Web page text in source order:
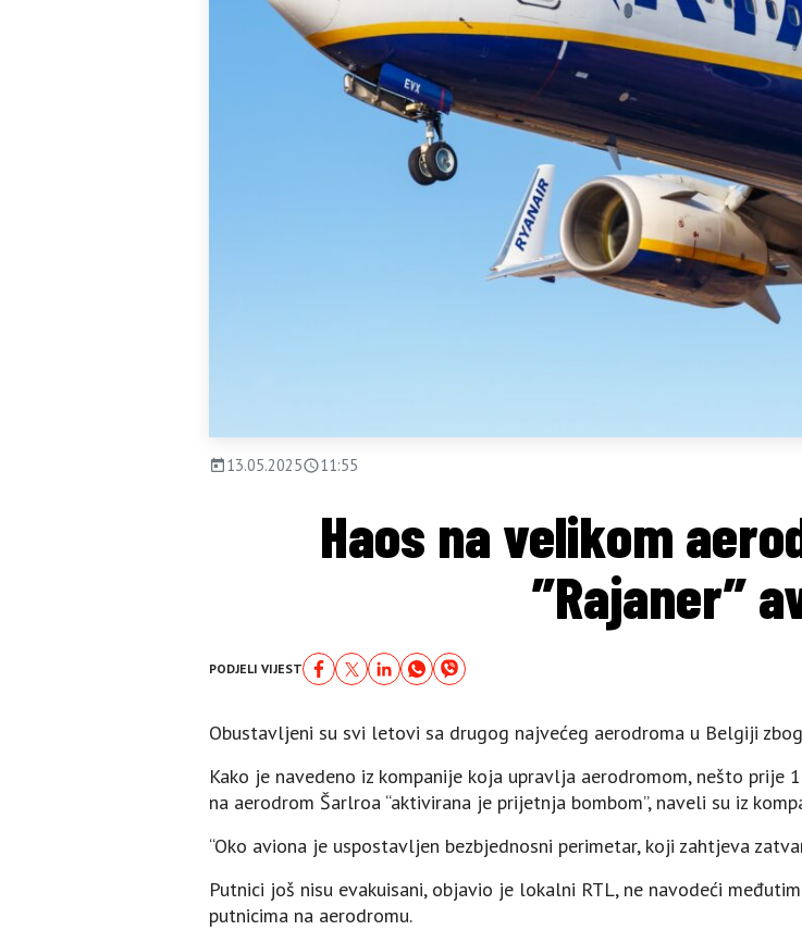
13.05.2025 11:55
Haos na velikom
”Rajaner”
PODJELI VIJEST
Obustavljeni su svi letovi sa drugog najvećeg aerodroma u Belgiji zbog
Kako je navedeno iz kompanije koja upravlja aerodromom, nešto
na aerodrom Šarlroa “aktivirana je prijetnja bombom”, naveli su iz
“Oko aviona je uspostavljen bezbjednosni perimetar, koji zahtjeva
Putnici još nisu evakuisani, objavio je lokalni RTL, ne navodeći
putnicima na aerodromu.